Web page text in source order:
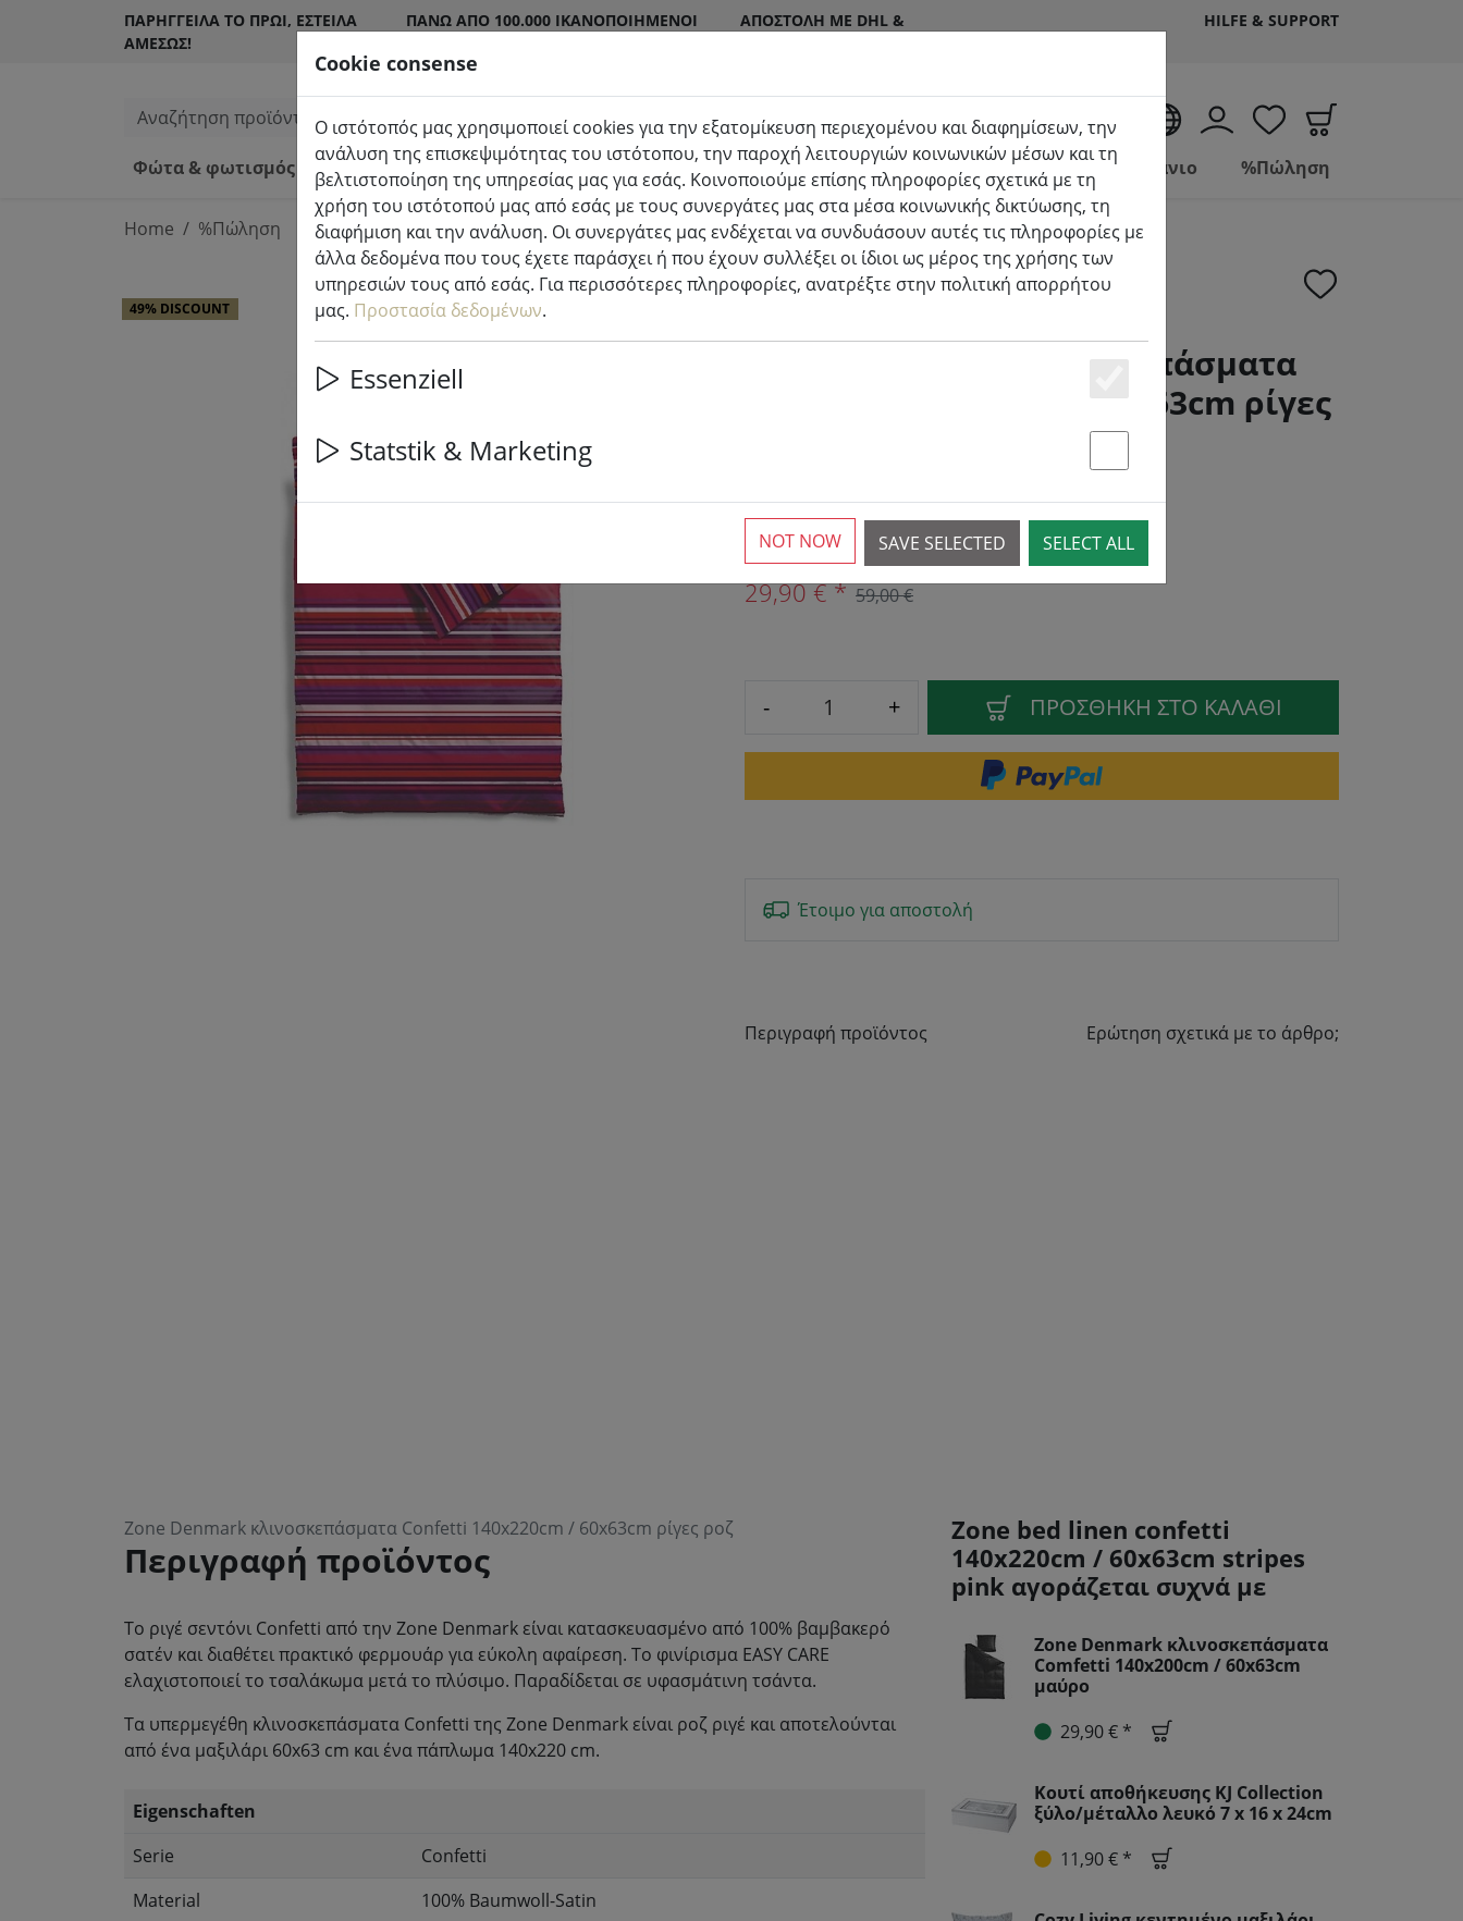
ΠΑΡΉΓΓΕΙΛΑ ΤΟ ΠΡΩΊ, ΈΣΤΕΙΛΑ
ΑΜΈΣΩΣ!
ΠΆΝΩ ΑΠΌ 100.000 ΙΚΑΝΟΠΟΙΗΜΈΝΟΙ
ΑΠΟΣΤΟΛΉ ΜΕ DHL &
HILFE & SUPPORT
Αναζήτηση προϊόντων
Φώτα & φωτισμός
Κεριά LED εσωτερικού & εξωτερικού χώρου Κουζίνα & φαγητό Ζώντας Μπάνιο %Πώληση
Home %Πώληση
Zone Denmark κλινοσκεπάσματα
Confetti 140x220cm / 60x63cm ρίγες
49% DISCOUNT
6 Διαθέσιμος
29,90 € * 59,00 €
- + ΠΡΟΣΘΉΚΗ ΣΤΟ ΚΑΛΆΘΙ
Έτοιμο για αποστολή
Περιγραφή προϊόντος Ερώτηση σχετικά με το άρθρο;
Zone Denmark κλινοσκεπάσματα Confetti 140x220cm / 60x63cm ρίγες ροζ
Περιγραφή προϊόντος
Το ριγέ σεντόνι Confetti από την Zone Denmark είναι κατασκευασμένο από 100% βαμβακερό
σατέν και διαθέτει πρακτικό φερμουάρ για εύκολη αφαίρεση. Το φινίρισμα EASY CARE
ελαχιστοποιεί το τσαλάκωμα μετά το πλύσιμο. Παραδίδεται σε υφασμάτινη τσάντα.
Τα υπερμεγέθη κλινοσκεπάσματα Confetti της Zone Denmark είναι ροζ ριγέ και αποτελούνται
από ένα μαξιλάρι 60x63 cm και ένα πάπλωμα 140x220 cm.
Eigenschaften
Serie
Confetti
Material
100% Baumwoll-Satin
Zone bed linen confetti
140x220cm / 60x63cm stripes
pink αγοράζεται συχνά με
Zone Denmark κλινοσκεπάσματα
Comfetti 140x200cm / 60x63cm
μαύρο
29,90 € *
Κουτί αποθήκευσης KJ Collection
ξύλο/μέταλλο λευκό 7 x 16 x 24cm
11,90 € *
Cookie consense
Ο ιστότοπός μας χρησιμοποιεί cookies για την εξατομίκευση περιεχομένου και διαφημίσεων, την
ανάλυση της επισκεψιμότητας του ιστότοπου, την παροχή λειτουργιών κοινωνικών μέσων και τη
βελτιστοποίηση της υπηρεσίας μας για εσάς. Κοινοποιούμε επίσης πληροφορίες σχετικά με τη
χρήση του ιστότοπού μας από εσάς με τους συνεργάτες μας στα μέσα κοινωνικής δικτύωσης, τη
διαφήμιση και την ανάλυση. Οι συνεργάτες μας ενδέχεται να συνδυάσουν αυτές τις πληροφορίες με
άλλα δεδομένα που τους έχετε παράσχει ή που έχουν συλλέξει οι ίδιοι ως μέρος της χρήσης των
υπηρεσιών τους από εσάς. Για περισσότερες πληροφορίες, ανατρέξτε στην πολιτική απορρήτου
μας. Προστασία δεδομένων.
Essenziell
Essenziell
Statstik & Marketing
SAVE SELECTED SELECT ALL
NOT NOW